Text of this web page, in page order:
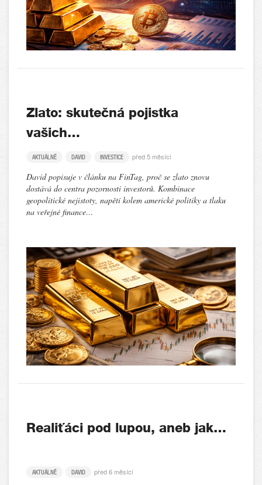
Zlato: skutečná pojistka
vašich…
AKTUÁLNĚ DAVID INVESTICE před 5 měsíci
David popisuje v článku na FinTag, proč se zlato znovu
dostává do centra pozornosti investorů. Kombinace
geopolitické nejistoty, napětí kolem americké politiky a tlaku
na veřejné finance…
Realiťáci pod lupou, aneb jak…
AKTUÁLNĚ DAVID před 6 měsíci